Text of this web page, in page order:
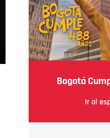
Bogotá
Ir al